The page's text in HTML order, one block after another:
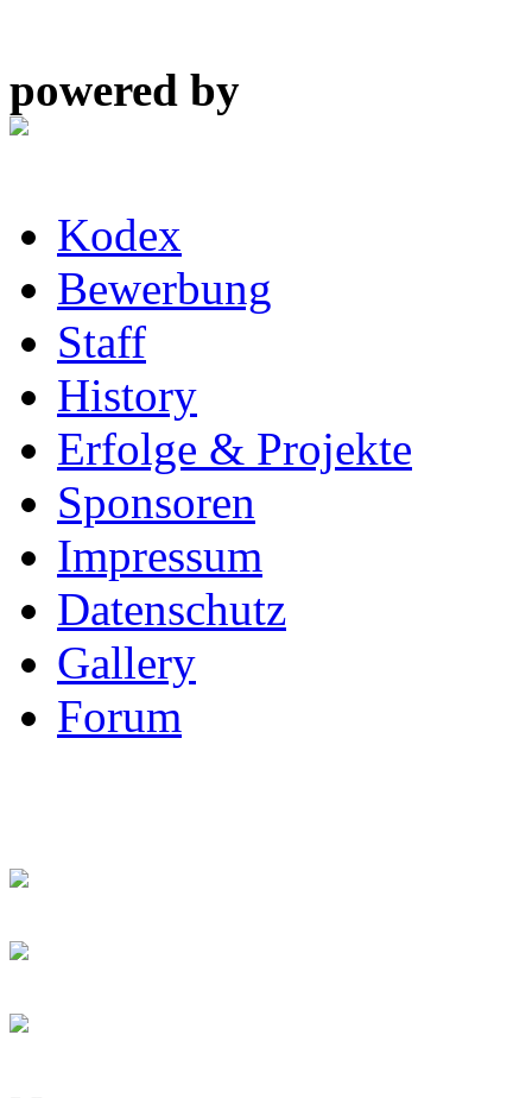
powered by
Kodex
Bewerbung
Staff
History
Erfolge & Projekte
Sponsoren
Impressum
Datenschutz
Gallery
Forum